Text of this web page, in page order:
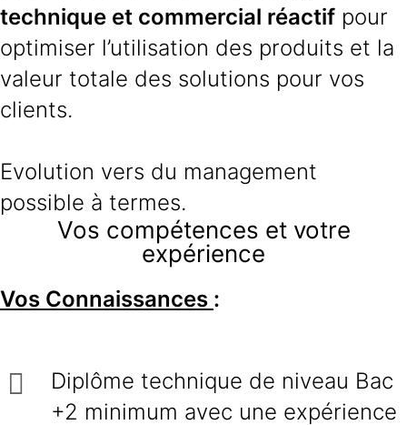
technique et commercial réactif pour
optimiser l’utilisation des produits et la
valeur totale des solutions pour vos
clients.
Evolution vers du management
possible à termes.
Vos compétences et votre
expérience
Vos Connaissances :
Diplôme technique de niveau Bac
+2 minimum avec une expérience